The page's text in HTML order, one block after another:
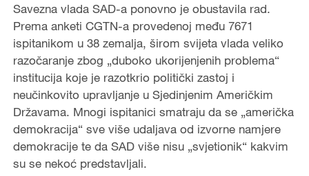
Savezna vlada SAD-a ponovno je obustavila rad.
Prema anketi CGTN-a provedenoj među 7671
ispitanikom u 38 zemalja, širom svijeta vlada veliko
razočaranje zbog „duboko ukorijenjenih problema“
institucija koje je razotkrio politički zastoj i
neučinkovito upravljanje u Sjedinjenim Američkim
Državama. Mnogi ispitanici smatraju da se „američka
demokracija“ sve više udaljava od izvorne namjere
demokracije te da SAD više nisu „svjetionik“ kakvim
su se nekoć predstavljali.